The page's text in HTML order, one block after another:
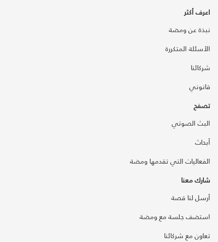
اعرف أكثر
نبذة عن ومضة
الأسئلة المتكررة
شركائنا
قانوني
تصفح
البث الصوتي
أبحاث
الفعاليات التي تقدمها ومضة
شارك معنا
أرسل لنا قصة
استضف جلسة مع ومضة
تعاون مع شركائنا